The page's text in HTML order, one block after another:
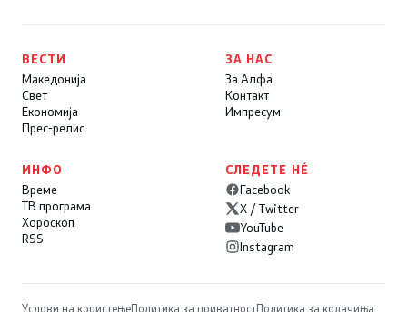
ВЕСТИ
Македонија
Свет
Економија
Прес-релис
ЗА НАС
За Алфа
Контакт
Импресум
ИНФО
Време
ТВ програма
Хороскоп
RSS
СЛЕДЕТЕ НÉ
Facebook
X / Twitter
YouTube
Instagram
Услови на користењеПолитика за приватностПолитика за колачиња